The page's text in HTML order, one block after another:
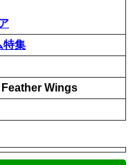
特集
Wings